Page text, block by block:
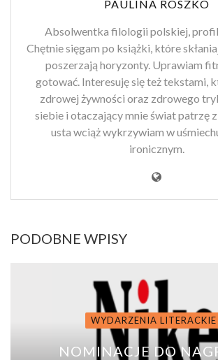
PAULINA ROSZKO
Absolwentka filologii polskiej,
Chętnie sięgam po książki, które
poszerzają horyzonty. Uprawiam
gotować. Interesuję się też tekstami,
zdrowej żywności oraz zdrowego
siebie i otaczający mnie świat patrzę
usta wciąż wykrzywiam w
ironicznym.
PODOBNE WPISY
WYDARZENIA LITERACKIE
NOMINACJE DO